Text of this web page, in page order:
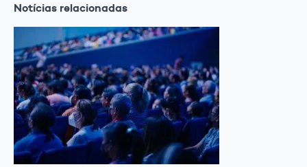
Notícias relacionadas